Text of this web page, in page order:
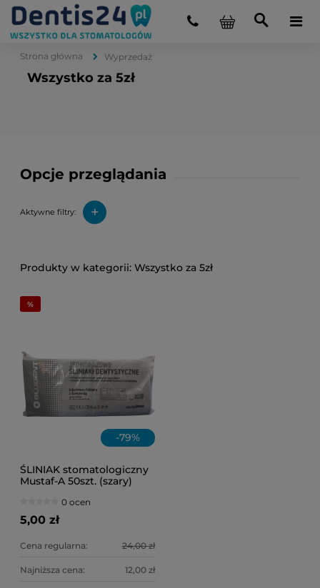
Strona główna Wyprzedaż
Wszystko za 5zł
Opcje przeglądania
Aktywne filtry: +
Wszystko za 5zł
-79%
ŚLINIAK stomatologiczny
Mustaf-A 50szt. (szary)
0 ocen
5,00 zł
Cena regularna: 24,00 zł
Najniższa cena: 12,00 zł